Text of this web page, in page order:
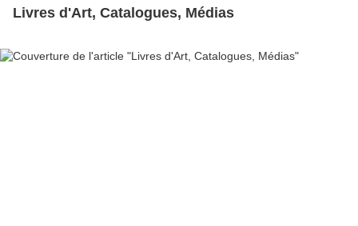
Livres d'Art, Catalogues, Médias